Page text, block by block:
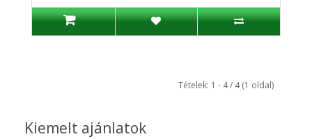
Tételek: 1 - 4 / 4 (1 oldal)
Kiemelt ajánlatok